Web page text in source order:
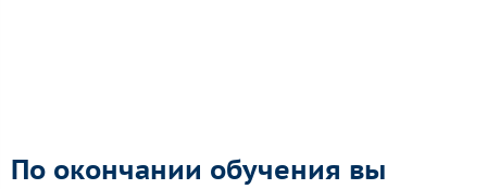
По окончании обучения вы